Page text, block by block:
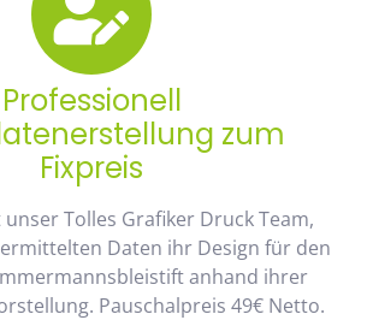
Professionell
zum
Fixpreis
Tolles Grafiker Druck Team,
Daten ihr Design für den
anhand ihrer
Pauschalpreis 49€ Netto.